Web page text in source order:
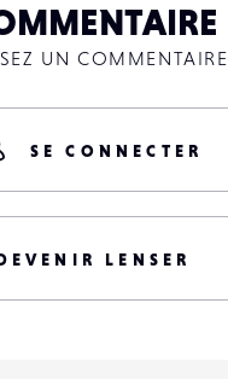
UN COMMENTAIRE
SE CONNECTER
LENSER